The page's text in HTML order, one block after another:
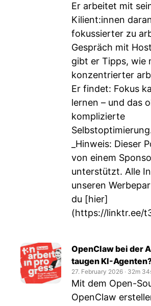
Er arbeitet mit
Kilient:innen
fokussierter zu
Gespräch mit
gibt er Tipps, wie
konzentrierter
Er findet: Fokus
lernen – und das
komplizierte
_Hinweis: Dieser
von einem
unterstützt. Alle
unseren
du [hier]
(https://linktr.ee/
OpenClaw bei der
taugen KI-
27. February 2026 ‧ 32m
Mit dem Open-
OpenClaw